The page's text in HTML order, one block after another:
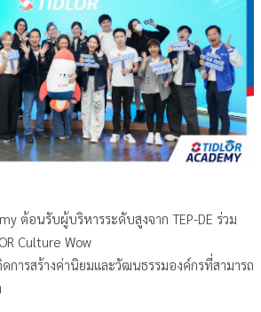
ต้อนรับผู้บริหารระดับสูงจาก TEP-DE ร่วม
Culture Wow
การสร้างค่านิยมและวัฒนธรรมองค์กรที่สามารถ